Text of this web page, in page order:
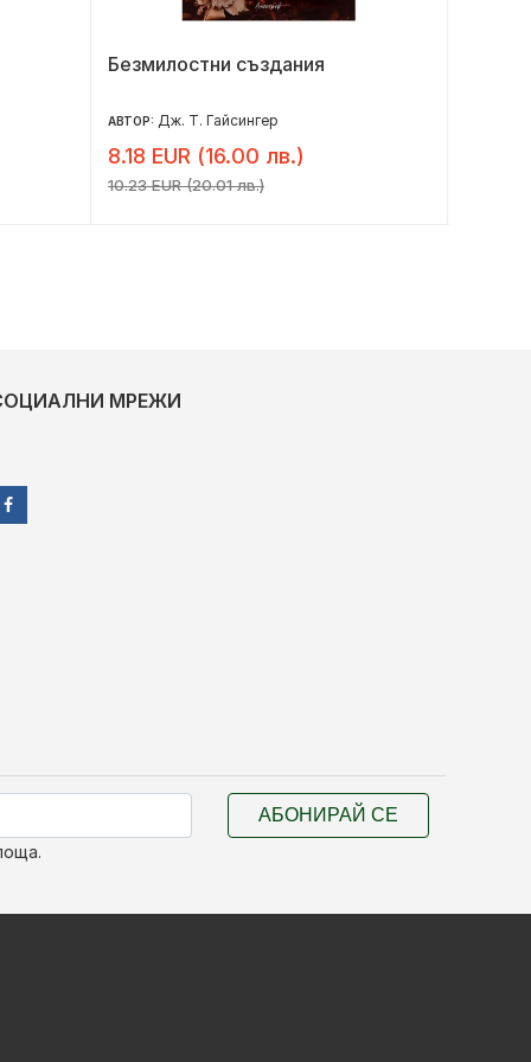
Безмилостни създания
АВТОР: Дж. Т. Гайсингер
8.18 EUR (16.00 лв.)
10.23 EUR (20.01 лв.)
МРЕЖИ
АБОНИРАЙ СЕ